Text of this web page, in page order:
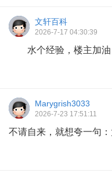
文轩百科
2026-7-17 04:30:39
水个经验，楼主加油
Marygrish3033
2026-7-23 17:51:11
不请自来，就想夸一句：